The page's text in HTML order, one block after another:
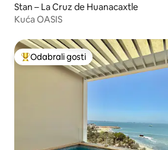
Stan – La Cruz de Huanacaxtle
Kuća OASIS
Među najviše rangiranima s oznakom
Odabrali gosti